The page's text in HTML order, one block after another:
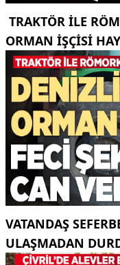
TRAKTÖR ILE
ORMAN IŞÇISI
VATANDAŞ
ULAŞMADAN